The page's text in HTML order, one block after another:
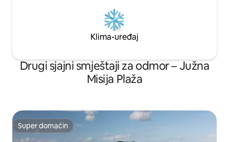
Klima-uređaj
Drugi sjajni smještaji za odmor – Južna
Misija Plaža
Super domaćin
Super domaćin